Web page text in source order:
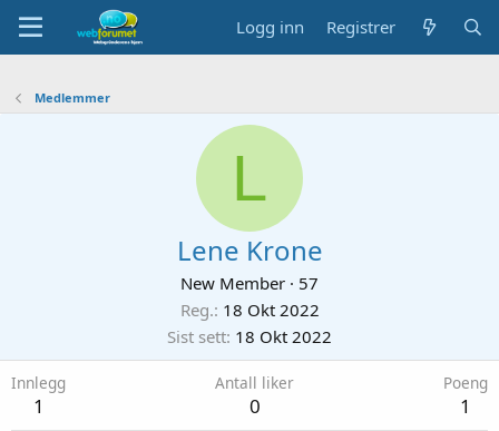
Logg inn Registrer
Medlemmer
L
Lene Krone
New Member · 57
Reg. 18 Okt 2022
Sist sett 18 Okt 2022
Innlegg
1
Antall liker
0
Poeng
1